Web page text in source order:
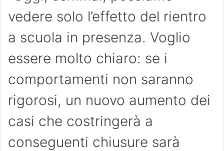
vedere solo l’effetto del rientro
a scuola in presenza. Voglio
essere molto chiaro: se i
comportamenti non saranno
rigorosi, un nuovo aumento dei
casi che costringerà a
conseguenti chiusure sarà